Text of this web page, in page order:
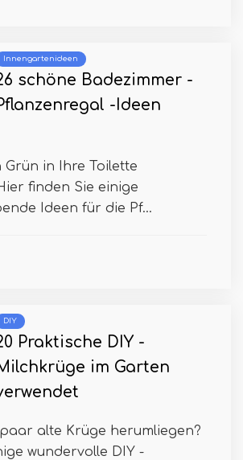
Innengartenideen
schöne Badezimmer -
-Ideen
Grün in Ihre Toilette
finden Sie einige
Ideen für die Pf...
DIY
Praktische DIY -
im Garten
alte Krüge herumliegen?
wundervolle DIY -